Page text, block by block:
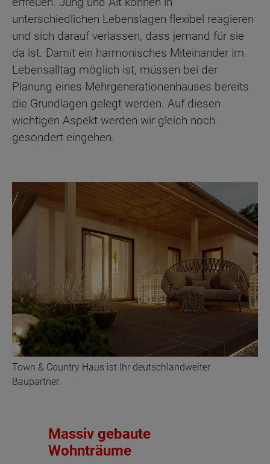
unterschiedlichen Lebenslagen flexibel reagieren
und sich darauf verlassen, dass jemand für sie
da ist. Damit ein harmonisches Miteinander im
Lebensalltag möglich ist, müssen bei der
Planung eines Mehrgenerationenhauses bereits
die Grundlagen gelegt werden. Auf diesen
wichtigen Aspekt werden wir gleich noch
gesondert eingehen.
Town & Country Haus ist Ihr deutschlandweiter
Baupartner.
Massiv gebaute
Wohnträume